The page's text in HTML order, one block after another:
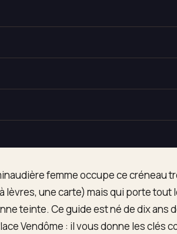
femme occupe ce créneau
une carte) mais qui porte tout
teinte. Ce guide est né de dix ans
Vendôme : il vous donne les clés